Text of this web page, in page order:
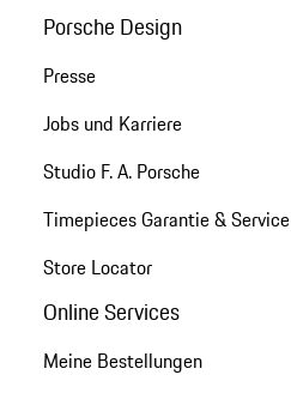
Porsche Design
Presse
Jobs und Karriere
Studio F. A. Porsche
Timepieces Garantie & Service
Store Locator
Online Services
Meine Bestellungen